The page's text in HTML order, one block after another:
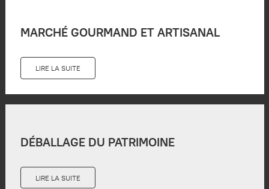
MARCHÉ GOURMAND ET ARTISANAL
LIRE LA SUITE
DÉBALLAGE DU PATRIMOINE
LIRE LA SUITE